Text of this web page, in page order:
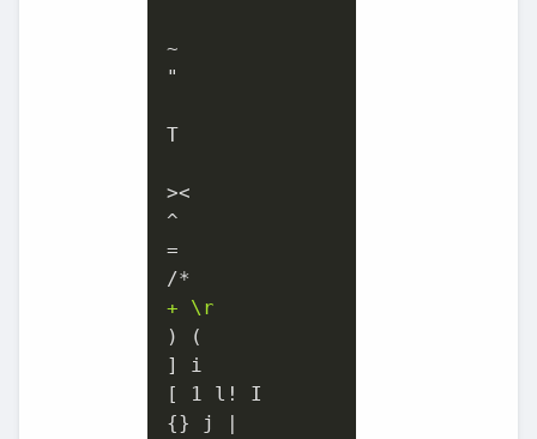
~
"
T
><
^
=
+ \r
) (
] i
[ 1 l! I
{} j |